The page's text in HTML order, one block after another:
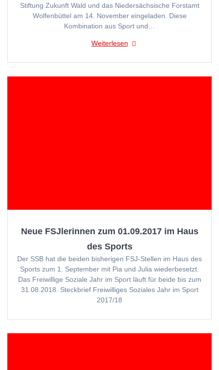
Stiftung Zukunft Wald und das Niedersächsische Forstamt
Wolfenbüttel am 14. November eingeladen. Diese
Kombination aus Sport und…
Weiterlesen
Neue FSJlerinnen zum 01.09.2017 im Haus
des Sports
Der SSB hat die beiden bisherigen FSJ-Stellen im Haus des
Sports zum 1. September mit Pia und Julia wiederbesetzt.
Das Freiwillige Soziale Jahr im Sport läuft für beide bis zum
31.08.2018. Steckbrief Freiwilliges Soziales Jahr im Sport
2017/18